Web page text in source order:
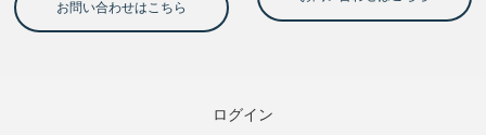
ログイン